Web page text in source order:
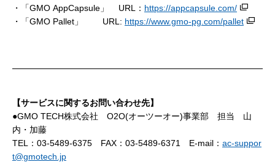
・「GMO AppCapsule」
URL： https://appcapsule.com/
・「GMO Pallet」 URL: https://www.gmo-pg.com/pallet
【サービスに関するお問い合わせ先】
●GMO TECH株式会社 O2O(オーツーオー)事業部 担当 山
内・加藤
TEL：03-5489-6375 FAX：03-5489-6371 E-mail： ac-suppor
t@gmotech.jp